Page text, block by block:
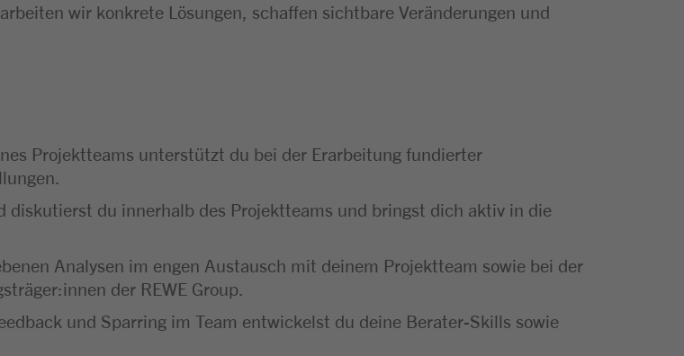
wir konkrete Lösungen, schaffen sichtbare Veränderungen und
Projektteams unterstützt du bei der Erarbeitung fundierter
diskutierst du innerhalb des Projektteams und bringst dich aktiv in die
Analysen im engen Austausch mit deinem Projektteam sowie bei der
der REWE Group.
und Sparring im Team entwickelst du deine Berater-Skills sowie